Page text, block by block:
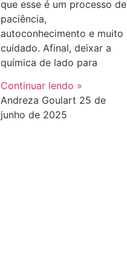
que esse é um processo de
paciência,
autoconhecimento e muito
cuidado. Afinal, deixar a
química de lado para
Continuar lendo »
Andreza Goulart 25 de
junho de 2025